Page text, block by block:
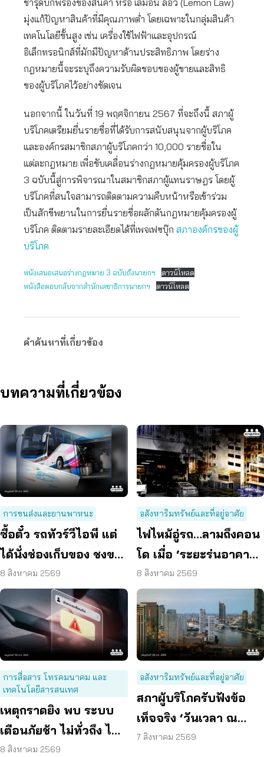
ชำรุดบกพร่องของสินค้า หรือ เลมอน ลอว์ (Lemon Law)
มุ่งแก้ปัญหาสินค้าที่มีคุณภาพต่ำ โดยเฉพาะในกลุ่มสินค้า
เทคโนโลยีขั้นสูง เช่น เครื่องใช้ไฟฟ้าและอุปกรณ์
อิเล็กทรอนิกส์ที่มักมีปัญหาด้านประสิทธิภาพ โดยร่าง
กฎหมายนี้จะระบุถึงความรับผิดชอบของผู้ขายและสิทธิ
ของผู้บริโภคไว้อย่างชัดเจน
นอกจากนี้ ในวันที่ 19 พฤศจิกายน 2567 ที่จะถึงนี้ สภาผู้
บริโภคเตรียมยื่นรายชื่อที่ได้รับการสนับสนุนจากผู้บริโภค
และองค์กรสมาชิกสภาผู้บริโภคกว่า 10,000 รายชื่อใน
แต่ละกฎหมาย เพื่อขับเคลื่อนร่างกฎหมายคุ้มครองผู้บริโภค
3 ฉบับนี้สู่การพิจารณาในสมาชิกสภาผู้แทนราษฎร โดยผู้
บริโภคที่สนใจสามารถติดตามความคืบหน้าหรือเข้าร่วม
เป็นสักขีพยานในการยื่นรายชื่อผลักดันกฎหมายคุ้มครองผู้
บริโภค ติดตามรายละเอียดได้ที่เพจเฟซบุ๊ก สภาองค์กรของผู้
บริโภค
หนังเสนอเสนอร่างกฎหมาย 3 ฉบับถึงนายกฯ
ดาวน์โหลด
หนังสือตอบกลับจากสำนักเลขาธิการนายกฯ
ดาวน์โหลด
คำค้นหาที่เกี่ยวข้อง
บทความที่เกี่ยวข้อง
การขนส่งและยานพาหนะ
ซื้อตั๋ว รถทัวร์วีไอพี แต่
ได้นั่งช่องเก็บของ ชงขน
ส่งฯ คุมเข้มทุกจุดตรวจ
8 สิงหาคม 2569
อสังหาริมทรัพย์และที่อยู่อาศัย
ไฟไหม้อู่รถ…ลามถึงคอน
โด เมื่อ ‘ระยะร่นอาคาร’
ถูกละเลย ผู้บริโภคจึงต้อง
เสี่ยง
8 สิงหาคม 2569
การสื่อสาร โทรคมนาคม และ
เทคโนโลยีสารสนเทศ
เหตุกราดยิง พบ ระบบ
เตือนภัยช้า ไม่ทั่วถึง ไม่
ชัดเจน
8 สิงหาคม 2569
อสังหาริมทรัพย์และที่อยู่อาศัย
สภาผู้บริโภครับฟังข้อ
เท็จจริง ‘วันเวลา ณ
เจ้าพระยา’ ยืนยันมีถนน
7 สิงหาคม 2569